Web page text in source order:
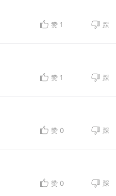
赞 1 踩
赞 1 踩
赞 0 踩
赞 0 踩